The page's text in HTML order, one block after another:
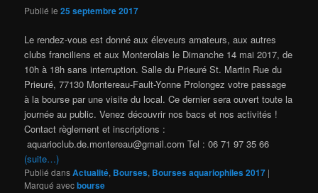
Publié le25 septembre 2017
Le rendez-vous est donné aux éleveurs amateurs, aux autres
clubs franciliens et aux Monterolais le Dimanche 14 mai 2017, de
10h à 18h sans interruption. Salle du Prieuré St. Martin Rue du
Prieuré, 77130 Montereau-Fault-Yonne Prolongez votre passage
à la bourse par une visite du local. Ce dernier sera ouvert toute la
journée au public. Venez découvrir nos bacs et nos activités !
Contact règlement et inscriptions :
aquarioclub.de.montereau@gmail.com Tel : 06 71 97 35 66
(suite…)
Publié dansActualité, Bourses, Bourses aquariophiles 2017 |
Marqué avecbourse